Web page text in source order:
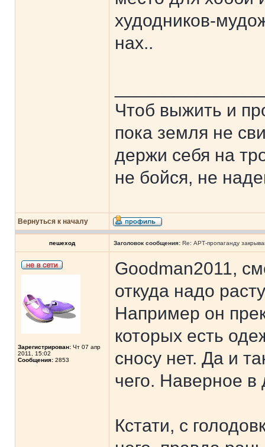
худодников-
нах..
Чтоб выжить и
пока земля не
держи себя на
не бойся, не
Вернуться к началу
пешеход Заголовок сообщения: Re: АРТ-пропаганду
Зарегистрирован: Чт 07 апр
2011, 15:02
Сообщения: 2853
Goodman2011,
откуда надо
Например он
которых есть
сносу нет. Да и
чего. Наверное в
Кстати, с